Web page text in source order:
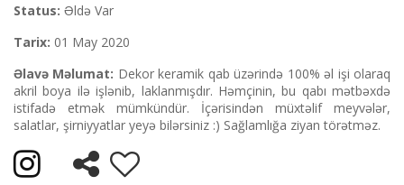
Status: Əldə Var
Tarix: 01 May 2020
Əlavə Məlumat: Dekor keramik qab üzərində 100% əl işi olaraq
akril boya ilə işlənib, laklanmışdır. Həmçinin, bu qabı mətbəxdə
istifadə etmək mümkündür. İçərisindən müxtəlif meyvələr,
salatlar, şirniyyatlar yeyə bilərsiniz :) Sağlamlığa ziyan törətməz.